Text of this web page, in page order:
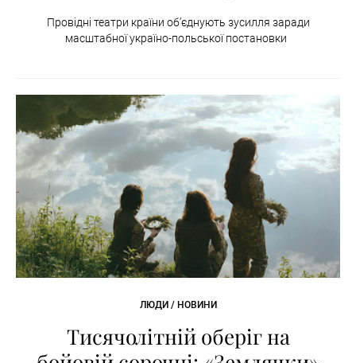
Провідні театри країни об’єднують зусилля заради
масштабної україно-польської постановки
ЛЮДИ / НОВИНИ
Тисячолітній оберіг на